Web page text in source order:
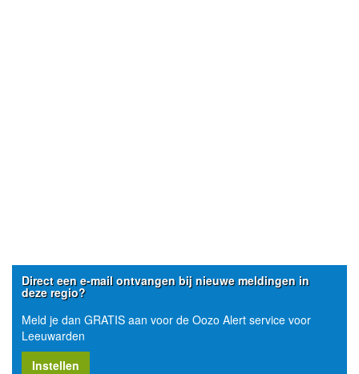
Direct een e-mail ontvangen bij nieuwe meldingen in
deze regio?
Meld je dan GRATIS aan voor de Oozo Alert service voor
Leeuwarden
Instellen